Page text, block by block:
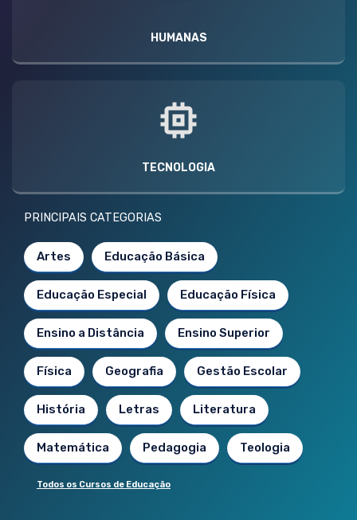
HUMANAS
TECNOLOGIA
PRINCIPAIS CATEGORIAS
Artes Educação Básica
Educação Especial Educação Física
Ensino a Distância Ensino Superior
Física Geografia Gestão Escolar
História Letras Literatura
Matemática Pedagogia Teologia
Todos os Cursos de Educação